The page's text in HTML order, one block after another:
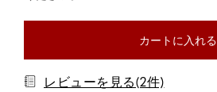
カートに入れる
レビューを見る(2件)